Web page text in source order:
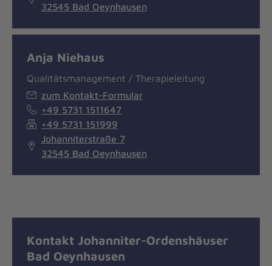
32545 Bad Oeynhausen
Anja Niehaus
Qualitätsmanagement / Therapieleitung
zum Kontakt-Formular
+49 5731 1511647
+49 5731 151999
Johanniterstraße 7
32545 Bad Oeynhausen
Kontakt Johanniter-Ordenshäuser
Bad Oeynhausen